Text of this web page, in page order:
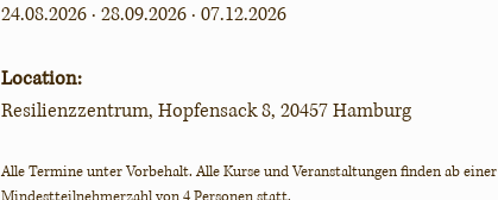
24.08.2026 · 28.09.2026 · 07.12.2026
Location:
Resilienzzentrum, Hopfensack 8, 20457 Hamburg
Alle Termine unter Vorbehalt.Alle Kurse und Veranstaltungen finden ab einer